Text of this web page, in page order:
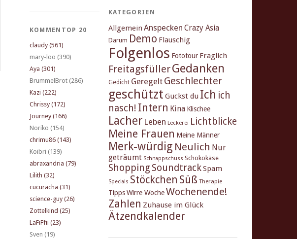
KOMMENTOP 20
claudy (561)
mary-loo (390)
Aya (301)
BrummelBrot (286)
Kazi (222)
Chrissy (172)
Journey (166)
Noriko (154)
chrimu86 (143)
Koibri (139)
abraxandria (79)
Lilith (32)
cucuracha (31)
science-guy (26)
Zottelkind (25)
LaFiFfii (23)
Sven (19)
KATEGORIEN
Allgemein Anspecken Crazy Asia
Darum Demo Flauschig
Folgenlos Fototour Fraglich
FreitagsfüllerGedanken
Gedicht Geregelt Geschlechter
geschützt Guckst du Ich ich
nasch! Intern Kina Klischee
Lacher Leben Leckerei Lichtblicke
Meine Frauen Meine Männer
Merk-würdig Neulich Nur
geträumt Schnappschuss Schokokäse
Shopping SoundtrackSpam
Specials Stöckchen Süß Therapie
TippsWirre WocheWochenende!
Zahlen Zuhause im Glück
Ätzendkalender